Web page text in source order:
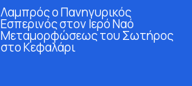
Λαμπρός ο Πανηγυρικός
Εσπερινός στον Ιερό Ναό
Μεταμορφώσεως του Σωτήρος
στο Κεφαλάρι